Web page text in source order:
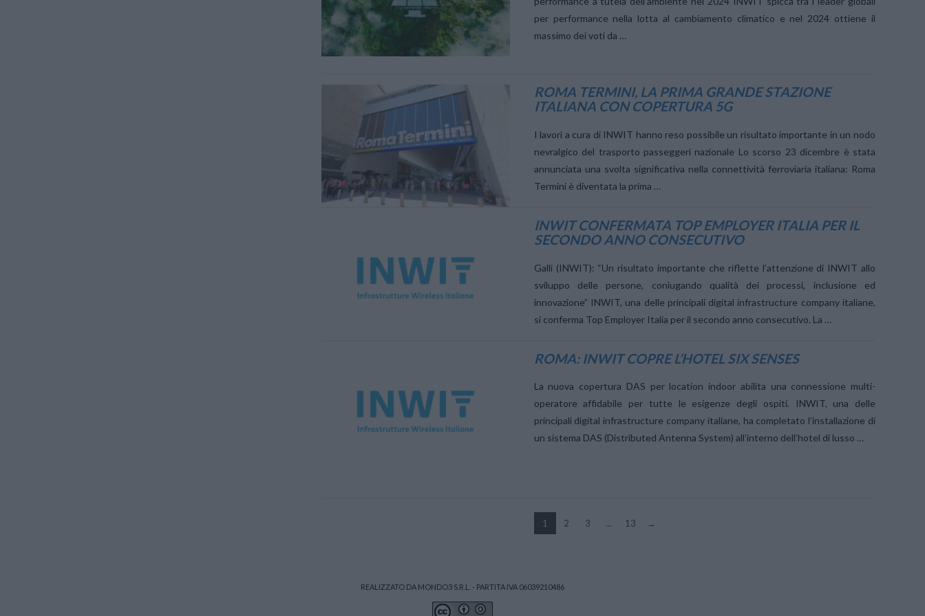
VIEW POST
per performance nella lotta al cambiamento climatico e nel 2024 ottiene il
massimo dei voti da …
VIEW POST
ROMA TERMINI, LA PRIMA GRANDE STAZIONE
ITALIANA CON COPERTURA 5G
I lavori a cura di INWIT hanno reso possibile un risultato importante in un nodo
nevralgico del trasporto passeggeri nazionale Lo scorso 23 dicembre è stata
annunciata una svolta significativa nella connettività ferroviaria italiana: Roma
Termini è diventata la prima …
INWIT CONFERMATA TOP EMPLOYER ITALIA PER IL
SECONDO ANNO CONSECUTIVO
Galli (INWIT): “Un risultato importante che riflette l’attenzione di INWIT allo
sviluppo delle persone, coniugando qualità dei processi, inclusione ed
innovazione” INWIT, una delle principali digital infrastructure company italiane,
si conferma Top Employer Italia per il secondo anno consecutivo. La …
ROMA: INWIT COPRE L’HOTEL SIX SENSES
La nuova copertura DAS per location indoor abilita una connessione multi-
operatore affidabile per tutte le esigenze degli ospiti. INWIT, una delle
principali digital infrastructure company italiane, ha completato l’installazione di
un sistema DAS (Distributed Antenna System) all’interno dell’hotel di lusso …
1 2 3 ... 13 →
REALIZZATO DA MONDO3 S.R.L. - PARTITA IVA 06039210486